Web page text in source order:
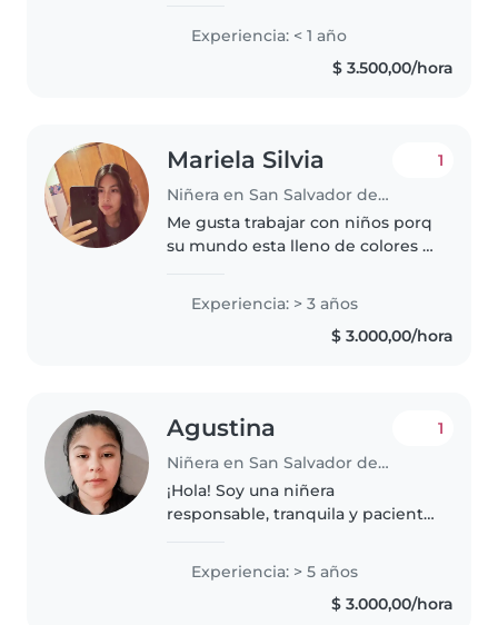
educación. Aunque no tengo
experiencia formal, estoy lista
para cuidar bebés, niños
Experiencia: < 1 año
$ 3.500,00/hora
Mariela Silvia
Niñera en San Salvador de Jujuy
1
Me gusta trabajar con niños porq
su mundo esta lleno de colores y
desconectarse del mundo y
poder verlo con la mirada con la
q ellos lo ven. Soy tierna..
Experiencia: > 3 años
$ 3.000,00/hora
Agustina
Niñera en San Salvador de Jujuy
1
¡Hola! Soy una niñera
responsable, tranquila y paciente
cuidando bebés y niños
pequeños. Aunque no tengo
certificación de primeros
Experiencia: > 5 años
$ 3.000,00/hora